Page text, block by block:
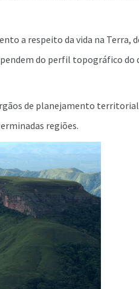
a respeito da vida na Terra,
do perfil topográfico do
de planejamento territorial
regiões.